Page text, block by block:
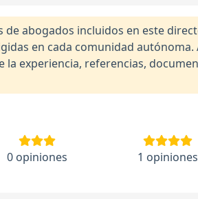
abogados incluidos en este
en cada comunidad
experiencia, referencias,
0 opiniones 1 opiniones